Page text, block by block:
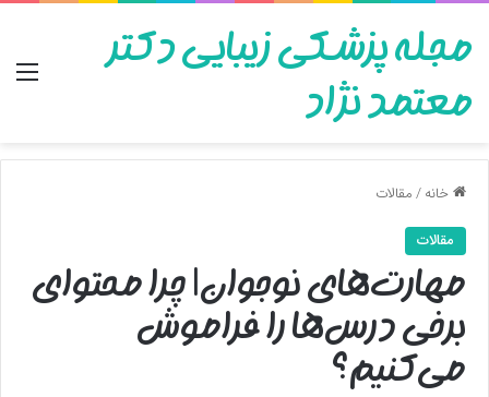
مجله پزشکی زیبایی دکتر
معتمد نژاد
خانه/مقالات
مقالات
مهارت‌های نوجوان| چرا محتوای
برخی درس‌ها را فراموش
می‌کنیم؟